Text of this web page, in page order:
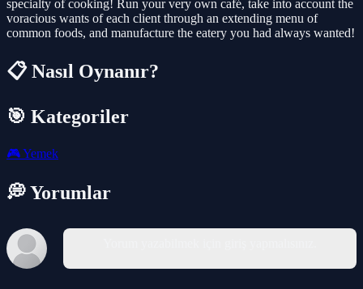
specialty of cooking! Run your very own café, take into account the
voracious wants of each client through an extending menu of
common foods, and manufacture the eatery you had always wanted!
📋 Nasıl Oynanır?
🎯 Kategoriler
🎮Yemek
💭 Yorumlar